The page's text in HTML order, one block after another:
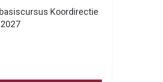
Koordirectie